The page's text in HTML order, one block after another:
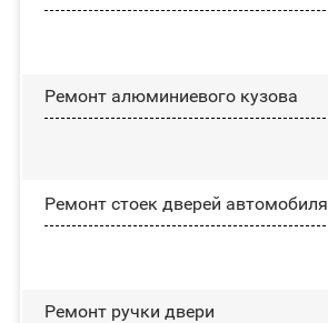
Ремонт алюминиевого кузова
Ремонт стоек дверей автомобиля
Ремонт ручки двери